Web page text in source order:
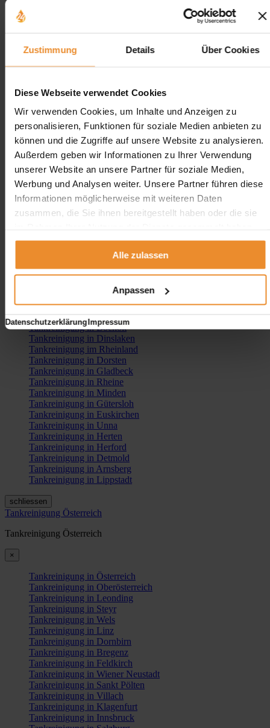
Zustimmung Details Über Cookies
Diese Webseite verwendet Cookies
Wir verwenden Cookies, um Inhalte und Anzeigen zu
personalisieren, Funktionen für soziale Medien anbieten zu
können und die Zugriffe auf unsere Website zu analysieren.
Außerdem geben wir Informationen zu Ihrer Verwendung
unserer Website an unsere Partner für soziale Medien,
Werbung und Analysen weiter. Unsere Partner führen diese
Informationen möglicherweise mit weiteren Daten
zusammen, die Sie ihnen bereitgestellt haben oder die sie
Alle zulassen
Anpassen
DatenschutzerklärungImpressum
Tankreinigung in Bonn
Tankreinigung in Bielefeld
Tankreinigung in Wuppertal
Tankreinigung in Duisburg
Tankreinigung in Essen
Tankreinigung in Dortmund
Tankreinigung in Düsseldorf
Tankreinigung in Düren
Tankreinigung in Ratingen
Tankreinigung in Velbert
Tankreinigung in Viersen
Tankreinigung in Troisdorf
Tankreinigung in Kerpen
Tankreinigung in Dormagen
Tankreinigung in Grevenbroich
Tankreinigung in Bergheim
Tankreinigung in Hürth
Tankreinigung in Langenfeld
Tankreinigung in Iserlohn
Tankreinigung in Marl
Tankreinigung in Castrop-Rauxel
Tankreinigung in Lüdenscheid
Tankreinigung in Bocholt
Tankreinigung in Dinslaken
Tankreinigung im Rheinland
Tankreinigung in Dorsten
Tankreinigung in Gladbeck
Tankreinigung in Rheine
Tankreinigung in Minden
Tankreinigung in Gütersloh
Tankreinigung in Euskirchen
Tankreinigung in Unna
Tankreinigung in Herten
Tankreinigung in Herford
Tankreinigung in Detmold
Tankreinigung in Arnsberg
Tankreinigung in Lippstadt
schliessen
Tankreinigung Österreich
Tankreinigung Österreich
×
Tankreinigung in Österreich
Tankreinigung in Oberösterreich
Tankreinigung in Leonding
Tankreinigung in Steyr
Tankreinigung in Wels
Tankreinigung in Linz
Tankreinigung in Dornbirn
Tankreinigung in Bregenz
Tankreinigung in Feldkirch
Tankreinigung in Wiener Neustadt
Tankreinigung in Sankt Pölten
Tankreinigung in Villach
Tankreinigung in Klagenfurt
Tankreinigung in Innsbruck